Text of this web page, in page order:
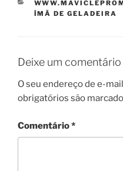
CATEGORIAS
ÍMÃ DE GELADEIRA
Deixe um comentário
O seu endereço de e-
obrigatórios são
Comentário*